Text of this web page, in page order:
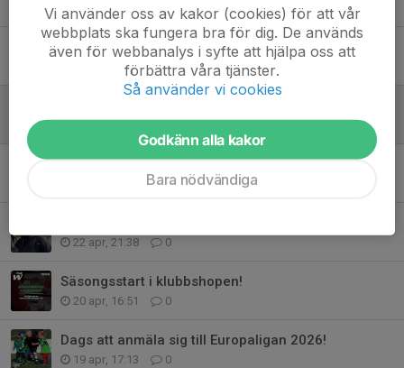
29 jun, 16:01 0
Premiär för VM kollektionen med Wargön stuk!
28 maj, 13:46 0
0
22 apr, 21:38 0
Säsongsstart i klubbshopen!
20 apr, 16:51 0
Dags att anmäla sig till Europaligan 2026!
19 apr, 17:13 0
Vi använder oss av kakor (cookies) för att vår
webbplats ska fungera bra för dig. De används
även för webbanalys i syfte att hjälpa oss att
förbättra våra tjänster.
Så använder vi cookies
Godkänn alla kakor
Bara nödvändiga